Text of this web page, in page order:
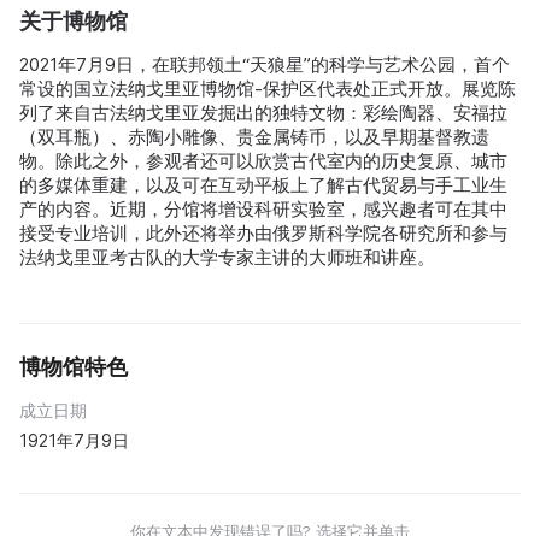
关于博物馆
2021年7月9日，在联邦领土“天狼星”的科学与艺术公园，首个
常设的国立法纳戈里亚博物馆-保护区代表处正式开放。展览陈
列了来自古法纳戈里亚发掘出的独特文物：彩绘陶器、安福拉
（双耳瓶）、赤陶小雕像、贵金属铸币，以及早期基督教遗
物。除此之外，参观者还可以欣赏古代室内的历史复原、城市
的多媒体重建，以及可在互动平板上了解古代贸易与手工业生
产的内容。近期，分馆将增设科研实验室，感兴趣者可在其中
接受专业培训，此外还将举办由俄罗斯科学院各研究所和参与
法纳戈里亚考古队的大学专家主讲的大师班和讲座。
博物馆特色
成立日期
1921年7月9日
你在文本中发现错误了吗? 选择它并单击